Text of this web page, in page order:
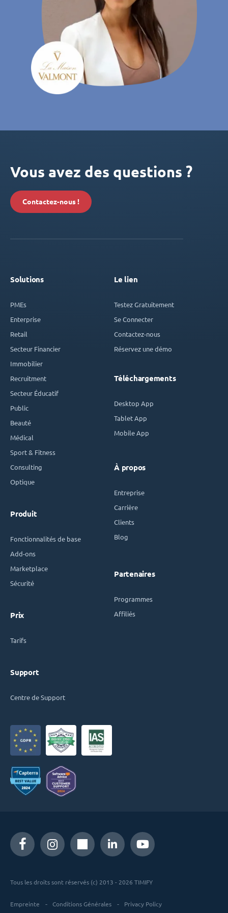
Vous avez des questions ?
Contactez-nous !
Solutions
PMEs
Enterprise
Retail
Secteur Financier
Immobilier
Recruitment
Secteur Éducatif
Public
Beauté
Médical
Sport & Fitness
Consulting
Optique
Produit
Fonctionnalités de base
Add-ons
Marketplace
Sécurité
Prix
Tarifs
Support
Centre de Support
Le lien
Testez Gratuitement
Se Connecter
Contactez-nous
Réservez une démo
Téléchargements
Desktop App
Tablet App
Mobile App
À propos
Entreprise
Carrière
Clients
Blog
Partenaires
Programmes
Affiliés
Tous les droits sont réservés (c) 2013 - 2026 TIMIFY
Empreinte Conditions Générales Privacy Policy